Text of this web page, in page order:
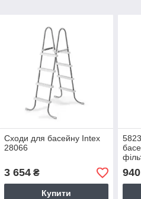
Сходи для басейну Intex
28066
3 654₴
Купити
940